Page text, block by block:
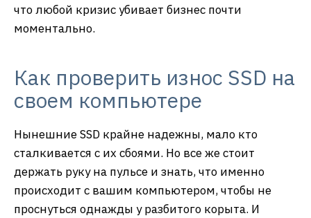
что любой кризис убивает бизнес почти
моментально.
Как проверить износ SSD на
своем компьютере
Нынешние SSD крайне надежны, мало кто
сталкивается с их сбоями. Но все же стоит
держать руку на пульсе и знать, что именно
происходит с вашим компьютером, чтобы не
проснуться однажды у разбитого корыта. И